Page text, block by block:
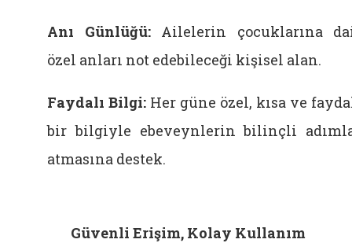
Anı Günlüğü:Ailelerin çocuklarına
özel anları not edebileceği kişisel alan.
Faydalı Bilgi: Her güne özel, kısa ve
bir bilgiyle ebeveynlerin bilinçli
atmasına destek.
Güvenli Erişim, Kolay Kullanım